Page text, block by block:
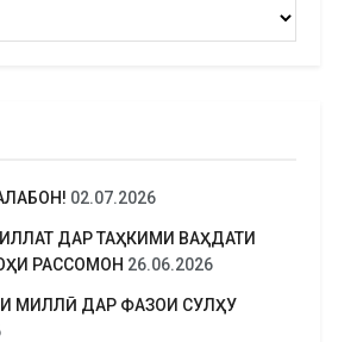
02.07.2026
ДАР ТАҲКИМИ ВАҲДАТИ
РАССОМОН 26.06.2026
МИЛЛӢ ДАР ФАЗОИ СУЛҲУ